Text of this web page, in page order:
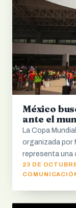
México
ante el
La Copa
organizada por
representa una
23 DE